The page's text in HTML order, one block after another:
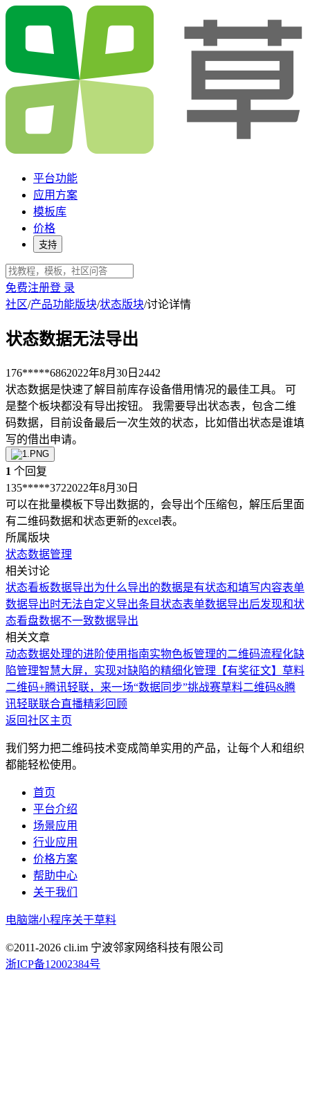
平台功能
应用方案
模板库
价格
支持
免费注册登 录
社区/产品功能版块/状态版块/讨论详情
状态数据无法导出
176*****6862022年8月30日 2442
状态数据是快速了解目前库存设备借用情况的最佳工具。 可
是整个板块都没有导出按钮。 我需要导出状态表，包含二维
码数据，目前设备最后一次生效的状态，比如借出状态是谁填
写的借出申请。
1 个回复
135*****3722022年8月30日
可以在批量模板下导出数据的，会导出个压缩包，解压后里面
有二维码数据和状态更新的excel表。
所属版块
状态数据管理
相关讨论
状态看板数据导出为什么导出的数据是有状态和填写内容表单
数据导出时无法自定义导出条目状态表单数据导出后发现和状
态看盘数据不一致数据导出
相关文章
动态数据处理的进阶使用指南实物色板管理的二维码流程化缺
陷管理智慧大屏，实现对缺陷的精细化管理 【有奖征文】草料
二维码+腾讯轻联，来一场“数据同步”挑战赛草料二维码&腾
讯轻联联合直播精彩回顾
返回社区主页
我们努力把二维码技术变成简单实用的产品，让每个人和组织
都能轻松使用。
首页
平台介绍
场景应用
行业应用
价格方案
帮助中心
关于我们
电脑端小程序关于草料
©2011-2026 cli.im 宁波邻家网络科技有限公司
浙ICP备12002384号